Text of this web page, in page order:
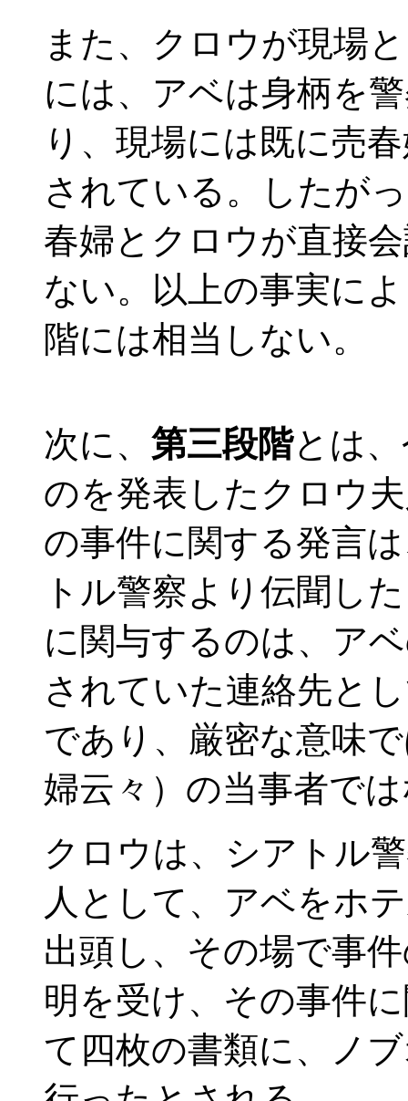
また、クロウが現場
には、アベは身柄を
り、現場には既に売
されている。したが
春婦とクロウが直接
ない。以上の事実に
階には相当しない。
次に、 第三段階とは
のを発表したクロウ
の事件に関する発言
トル警察より伝聞し
に関与するのは、ア
されていた連絡先と
であり、厳密な意味
婦云々）の当事者で
クロウは、シアトル
人として、アベをホ
出頭し、その場で事
明を受け、その事件
て四枚の書類に、ノ